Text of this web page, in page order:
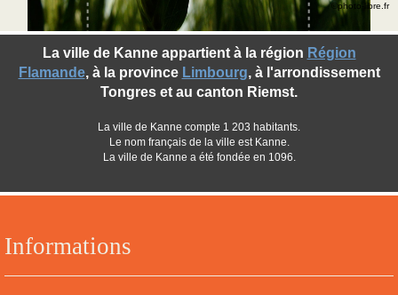
Informations
La ville de Kanne appartient à la région Région
Flamande, à la province Limbourg, à l'arrondissement
Tongres et au canton Riemst.
La ville de Kanne compte 1 203 habitants.
Le nom français de la ville est Kanne.
La ville de Kanne a été fondée en 1096.
©photo-libre.fr